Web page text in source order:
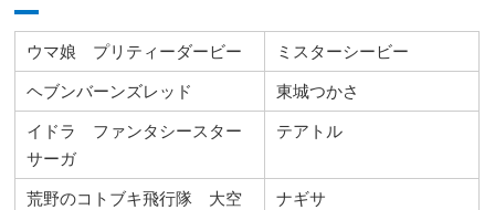
ウマ娘 プリティーダービー
ミスターシービー
ヘブンバーンズレッド
東城つかさ
イドラ ファンタシースター
サーガ
テアトル
荒野のコトブキ飛行隊 大空
ナギサ